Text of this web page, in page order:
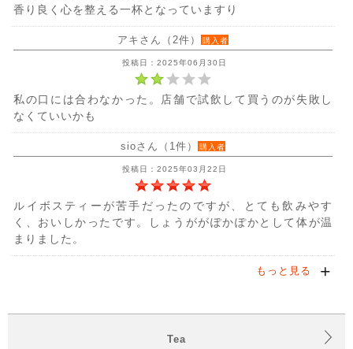
香り良く心を整える一杯となっていますり
アキさん（2件） 購入者
投稿日：2025年06月30日
私の口には合わなかった。店舗で試飲して買うのが失敗し
なくていいかも
sioさん（1件） 購入者
投稿日：2025年03月22日
ルイボスティーが苦手だったのですが、とても飲みやす
く、おいしかったです。しょうががぽかぽかとして体が温
まりました。
もっと見る
Tea